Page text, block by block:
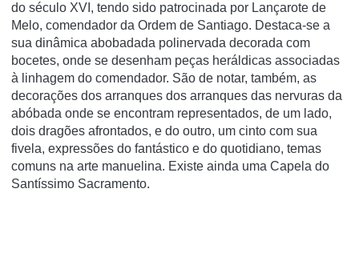
do século XVI, tendo sido patrocinada por Lançarote de
Melo, comendador da Ordem de Santiago. Destaca-se a
sua dinâmica abobadada polinervada decorada com
bocetes, onde se desenham peças heráldicas associadas
à linhagem do comendador. São de notar, também, as
decorações dos arranques dos arranques das nervuras da
abóbada onde se encontram representados, de um lado,
dois dragões afrontados, e do outro, um cinto com sua
fivela, expressões do fantástico e do quotidiano, temas
comuns na arte manuelina. Existe ainda uma Capela do
Santí­ssimo Sacramento.